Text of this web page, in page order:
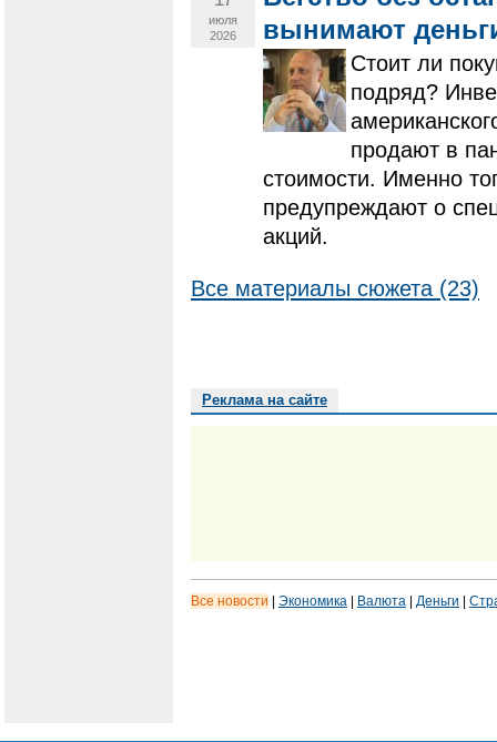
июля
2026
вынимают
Стоит ли
подряд?
продают в
стоимости. Именно
предупреждают о
акций.
Все материалы сюжета (23)
Реклама на сайте
Все новости Экономика Валюта Деньги